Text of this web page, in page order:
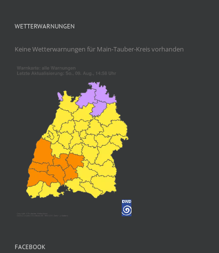
WETTERWARNUNGEN
Keine Wetterwarnungen für Main-Tauber-Kreis vorhanden
FACEBOOK